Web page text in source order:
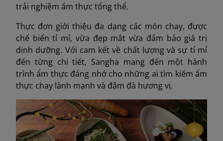
trải nghiệm ẩm thực tổng thể.
Thực đơn giới thiệu đa dạng các món chay, được
chế biến tỉ mỉ, vừa đẹp mắt vừa đảm bảo giá trị
dinh dưỡng. Với cam kết về chất lượng và sự tỉ mỉ
đến từng chi tiết, Sangha mang đến một hành
trình ẩm thực đáng nhớ cho những ai tìm kiếm ẩm
thực chay lành mạnh và đậm đà hương vị.